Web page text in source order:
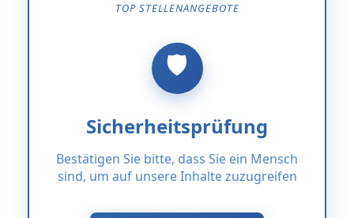
TOP STELLENANGEBOTE
Sicherheitsprüfung
Bestätigen Sie bitte, dass Sie ein Mensch
sind, um auf unsere Inhalte zuzugreifen